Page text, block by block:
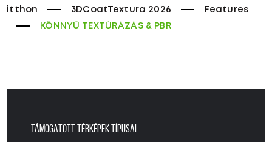
itthon 3DCoatTextura 2026
Features
KÖNNYŰ TEXTÚRÁZÁS & PBR
TÁMOGATOTT TÉRKÉPEK TÍPUSAI